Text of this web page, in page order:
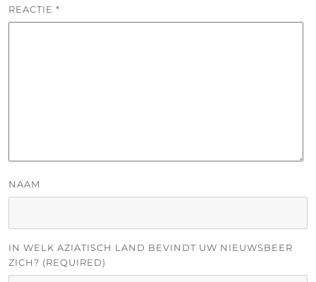
REACTIE *
NAAM
IN WELK AZIATISCH LAND BEVINDT UW NIEUWSBEER
ZICH? (REQUIRED)